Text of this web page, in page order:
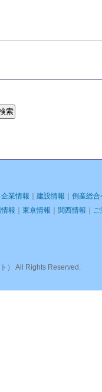
企業情報 建設情報
倒産総合
報 東京情報 関西情報 ご
） All Rights Reserved.